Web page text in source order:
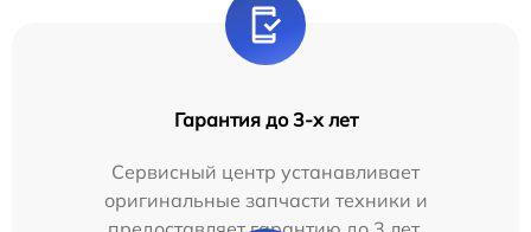
Гарантия до 3-х лет
Сервисный центр устанавливает
оригинальные запчасти техники и